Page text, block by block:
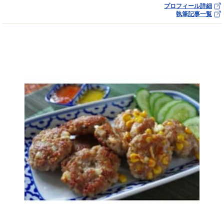
プロフィール詳細
執筆記事一覧